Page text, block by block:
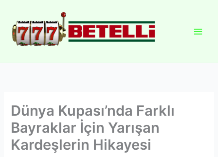
Dünya Kupası’nda Farklı
Bayraklar İçin Yarışan
Kardeşlerin Hikayesi